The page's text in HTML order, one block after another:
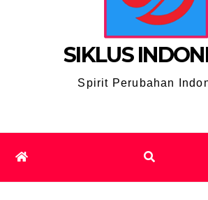
SIKLUS
Spirit Perubahan